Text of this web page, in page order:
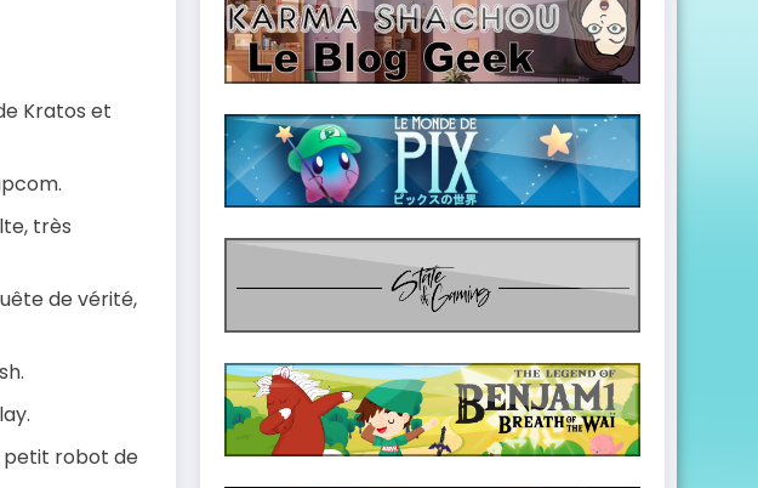
Kratos et
très
de vérité,
petit robot de